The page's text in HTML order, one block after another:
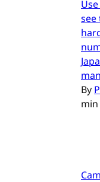
By